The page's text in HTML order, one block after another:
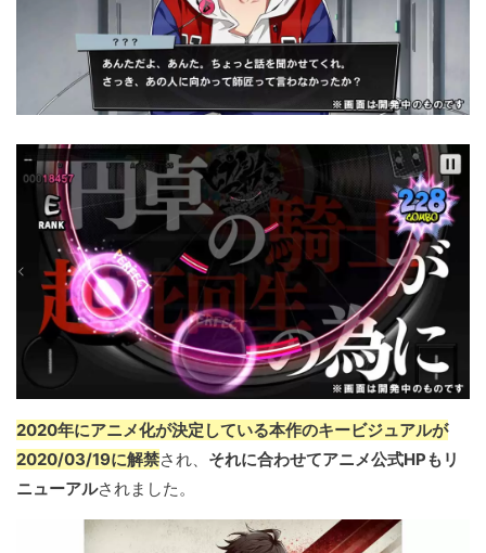
2020年にアニメ化が決定している本作のキービジュアルが
2020/03/19に解禁され、 それに合わせてアニメ公式HPもリ
ニューアルされました。